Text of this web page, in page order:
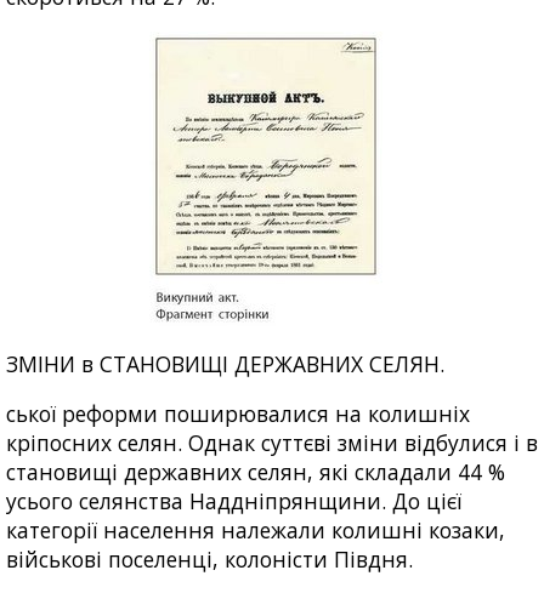
ЗМІНИ в СТАНОВИЩІ ДЕРЖАВНИХ СЕЛЯН.
ської реформи поширювалися на колишніх
кріпосних селян. Однак суттєві зміни відбулися і в
становищі державних селян, які складали 44 %
усього селянства Наддніпрянщини. До цієї
категорії населення належали колишні козаки,
військові поселенці, колоністи Півдня.